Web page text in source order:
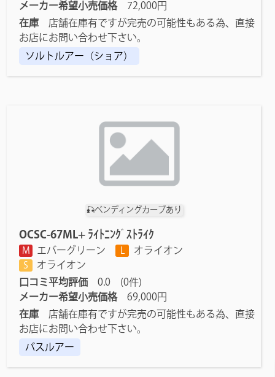
メーカー希望小売価格72,000円
在庫 店舗在庫有ですが完売の可能性もある為、直接
お店にお問い合わせ下さい。
ソルトルアー（ショア）
🎣ベンディングカーブあり
OCSC-67ML+ ﾗｲﾄﾆﾝｸﾞｽﾄﾗｲｸ
M エバーグリーン オライオン
S
オライオン
口コミ平均評価 0.0 (0件)
メーカー希望小売価格69,000円
在庫 店舗在庫有ですが完売の可能性もある為、直接
お店にお問い合わせ下さい。
バスルアー